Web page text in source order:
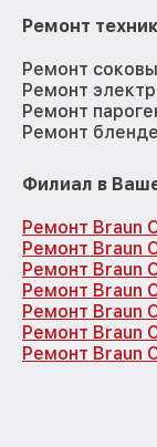
Ремонт
Ремонт
Ремонт
Ремонт
Ремонт
Филиал в
Ремонт Braun
Ремонт Braun
Ремонт Braun
Ремонт Braun
Ремонт Braun
Ремонт Braun
Ремонт Braun